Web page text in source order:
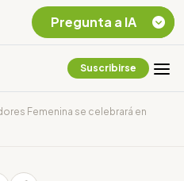
Suscribirse
Femenina se celebrará en
Pregunta a IA
Chevron Ecuador